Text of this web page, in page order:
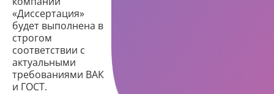
«Диссертация»
будет выполнена в
строгом
соответствии с
актуальными
требованиями ВАК
и ГОСТ.